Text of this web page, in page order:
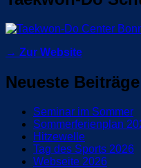
→ Zur Website
Neueste Beiträge
Seminar im Sommer
Sommerferienplan
Hitzewelle
Tag des Sports 2026
Webseite 2026